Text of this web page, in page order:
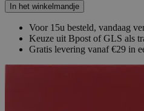
In het winkelmandje
Voor 15u besteld, vandaag
Keuze uit Bpost of GLS als
Gratis levering vanaf €29 in